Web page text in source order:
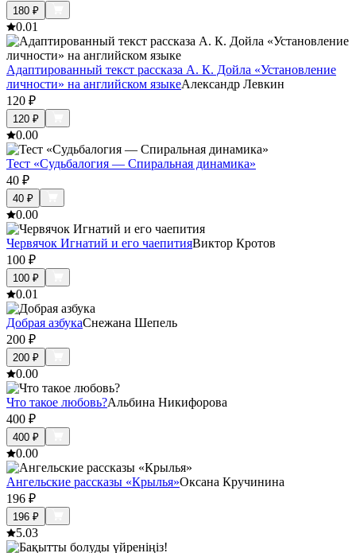
180 ₽
0.01
Адаптированный текст рассказа А. К. Дойла «Установление
личности» на английском языкеАлександр Левкин
120 ₽
120 ₽
0.00
Тест «Судьбалогия — Спиральная динамика»
40 ₽
40 ₽
0.00
Червячок Игнатий и его чаепитияВиктор Кротов
100 ₽
100 ₽
0.01
Добрая азбукаСнежана Шепель
200 ₽
200 ₽
0.00
Что такое любовь?Альбина Никифорова
400 ₽
400 ₽
0.00
Ангельские рассказы «Крылья»Оксана Кручинина
196 ₽
196 ₽
5.03